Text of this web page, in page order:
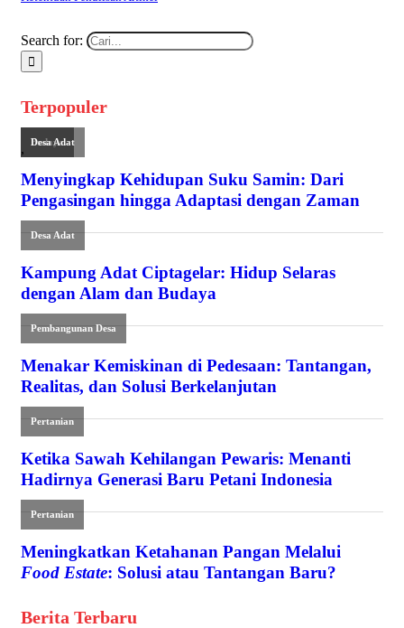
Search for:
Terpopuler
Budaya
, Desa Adat
Menyingkap Kehidupan Suku Samin: Dari
Pengasingan hingga Adaptasi dengan Zaman
Desa Adat
Kampung Adat Ciptagelar: Hidup Selaras
dengan Alam dan Budaya
Pembangunan Desa
Menakar Kemiskinan di Pedesaan: Tantangan,
Realitas, dan Solusi Berkelanjutan
Pertanian
Ketika Sawah Kehilangan Pewaris: Menanti
Hadirnya Generasi Baru Petani Indonesia
Pertanian
Meningkatkan Ketahanan Pangan Melalui
Food Estate: Solusi atau Tantangan Baru?
Berita Terbaru